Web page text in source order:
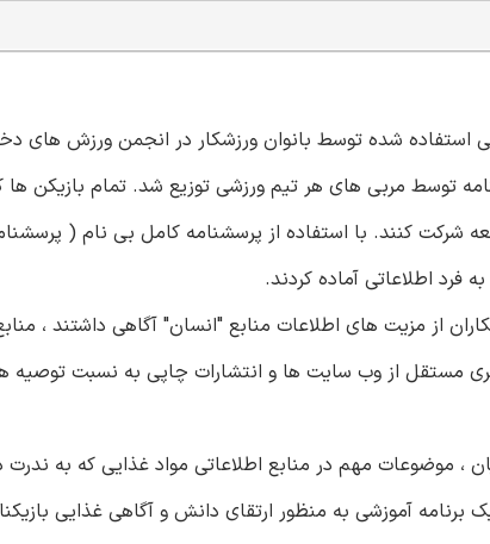
استفاده شده توسط بانوان ورزشکار در انجمن ورزش های
توسط مربی های هر تیم ورزشی توزیع شد. تمام بازیکن
شرکت کنند. با استفاده از پرسشنامه کامل بی نام (
از مزیت های اطلاعات منابع "انسان" آگاهی داشتند ،
مستقل از وب سایت ها و انتشارات چاپی به نسبت توصیه
، موضوعات مهم در منابع اطلاعاتی مواد غذایی که به
برنامه آموزشی به منظور ارتقای دانش و آگاهی غذایی